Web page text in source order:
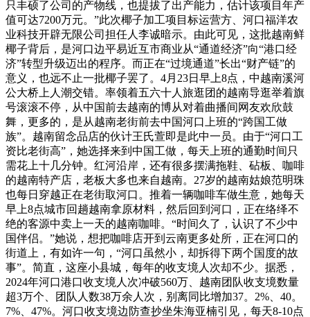
只丰硕了公司的产物线，也提拔了出产能力，估计该项目年产
值可达7200万元。”此次椰子加工项目标运营方、河口福洋农
业科技开辟无限公司担任人李诚暗示。由此可见，这批越南鲜
椰子背后，是河口边平易近互市商业从“通道经济”向“港口经
济”转型升级迈出的程序。而正在“过境通道”长出“财产链”的
意义，也远不止一批椰子罢了。4月23日早上8点，中越南溪河
公大桥上人潮交错。率领着五六十人旅逛团的越南导逛举着旗
号滚滚不停，从中国前去越南的博从对着曲播间网友欢欣鼓
舞，更多的，是从越南老街前去中国河口上班的“跨国工做
族”。越南留念品店的伙计王氏萱即是此中一员。由于“河口工
资比老街高”，她选择来到中国工做，每天上班的通勤时间只
需花上十几分钟。红河沿岸，还有很多摆满拖鞋、砧板、咖啡
的越南特产店，老板大多也来自越南。27岁的越南姑娘范明珠
也每日穿越正在老街取河口。推着一辆咖啡车做生意，她每天
早上8点城市回趟越南拿原材料，然后回到河口，正在络绎不
绝的客源中卖上一天的越南咖啡。“时间久了，认识了不少中
国伴侣。”她说，想把咖啡店开到云南更多处所，正在河口的
街道上，有如许一句，“河口虽然小，却拆得下两个国度的故
事”。简直，这座小县城，每年的收支境人次却不少。据悉，
2024年河口港口收支境人次冲破560万、越南团队收支境数量
超3万个、团队人数38万余人次，别离同比增加37。2%、40。
7%、47%。河口收支境边防查抄坐朱海亚楠引见，每天8-10点